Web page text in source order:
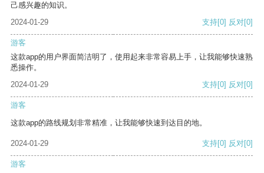
己感兴趣的知识。
2024-01-29
支持[0] 反对[0]
游客
这款app的用户界面简洁明了，使用起来非常容易上手，让我能够快速熟
悉操作。
2024-01-29
支持[0] 反对[0]
游客
这款app的路线规划非常精准，让我能够快速到达目的地。
2024-01-29 支持[0] 反对[0]
游客